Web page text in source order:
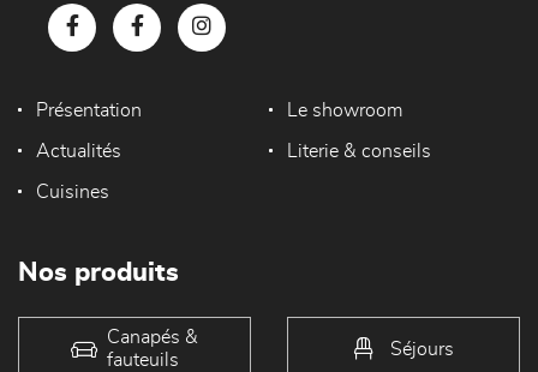
Présentation Le showroom
Actualités Literie & conseils
Cuisines
Nos produits
Canapés &
fauteuils
Séjours